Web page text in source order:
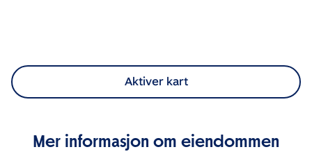
Aktiver kart
Mer informasjon om eiendommen